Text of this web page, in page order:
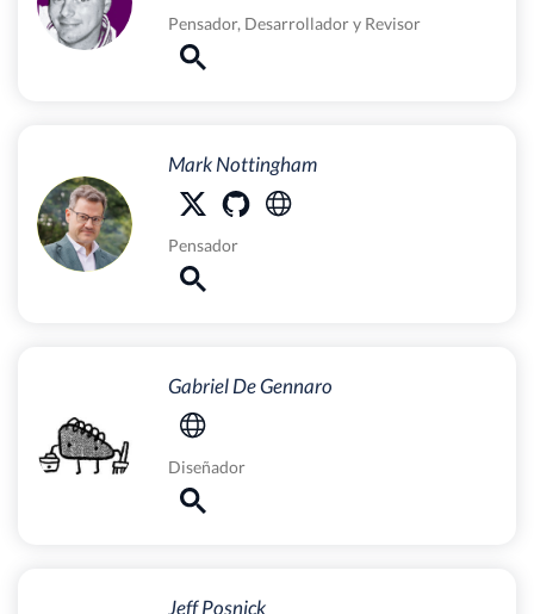
Pensador, Desarrolladory Revisor
Mark Nottingham
Pensador
Gabriel De Gennaro
Diseñador
Jeff Posnick